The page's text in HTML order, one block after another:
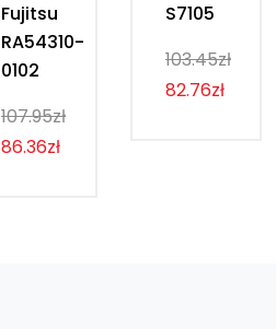
Fujitsu
RA54310-
0102
107.95zł
86.36zł
S7105
103.45zł
82.76zł